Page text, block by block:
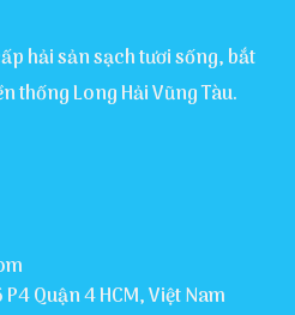
hải sản sạch tươi sống, bắt
thống Long Hải Vũng Tàu.
Quận 4 HCM, Việt Nam